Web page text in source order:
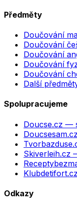
Předměty
Doučování
Doučování
Doučování
Doučování
Doučování
Další
Spolupracujeme
Doucse.cz —
Doucsesam.cz
Skiverleih.cz
Klubdetifort.cz
Odkazy